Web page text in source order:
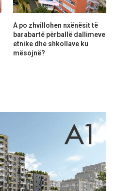
A po zhvillohen nxënësit të
barabartë përballë dallimeve
etnike dhe shkollave ku
mësojnë?